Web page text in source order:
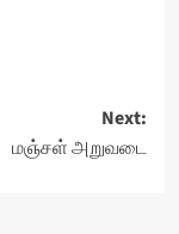
Next:
மஞ்சள் அறுவடை